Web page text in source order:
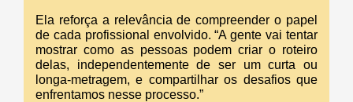
Ela reforça a relevância de compreender o papel
de cada profissional envolvido. “A gente vai tentar
mostrar como as pessoas podem criar o roteiro
delas, independentemente de ser um curta ou
longa-metragem, e compartilhar os desafios que
enfrentamos nesse processo.”